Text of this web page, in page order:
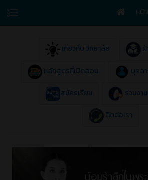
หน้
เกี่ยวกับ วิทยาลัย
หลักสูตรที่เปิดสอน บุคล
สมัครเรียน ร่วมงา
ติดต่อเรา